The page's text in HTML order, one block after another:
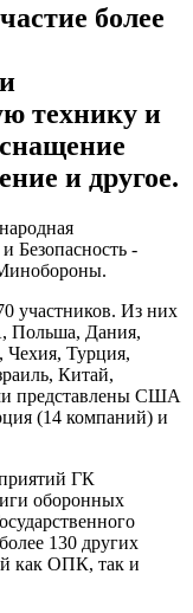
более
технику и
и другое.
Безопасность -
участников. Из них
Польша, Дания,
Чехия, Турция,
Китай,
представлены США
(14 компаний) и
ГК
оборонных
130 других
как ОПК, так и